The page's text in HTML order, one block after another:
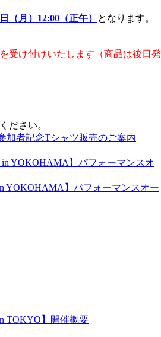
日（月） 12:00 （正午） となります。
受け付けいたします （商品は後日発
ださい。
加者記念Tシャツ販売のご案内
in YOKOHAMA】パフォーマンスオ
YOKOHAMA】パフォーマンスオー
TOKYO】開催概要